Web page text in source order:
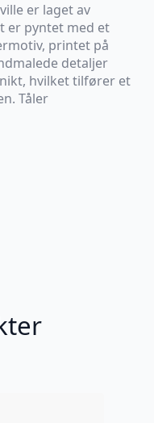
er laget av
er pyntet med et
printet på
detaljer
hvilket tilfører et
Tåler